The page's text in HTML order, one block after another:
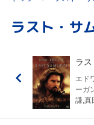
ラ
エド
ーガ
謙,真